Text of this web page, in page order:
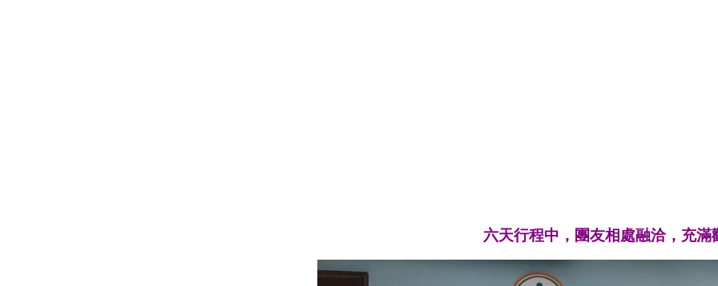
六天行程中，團友相處融洽，充滿